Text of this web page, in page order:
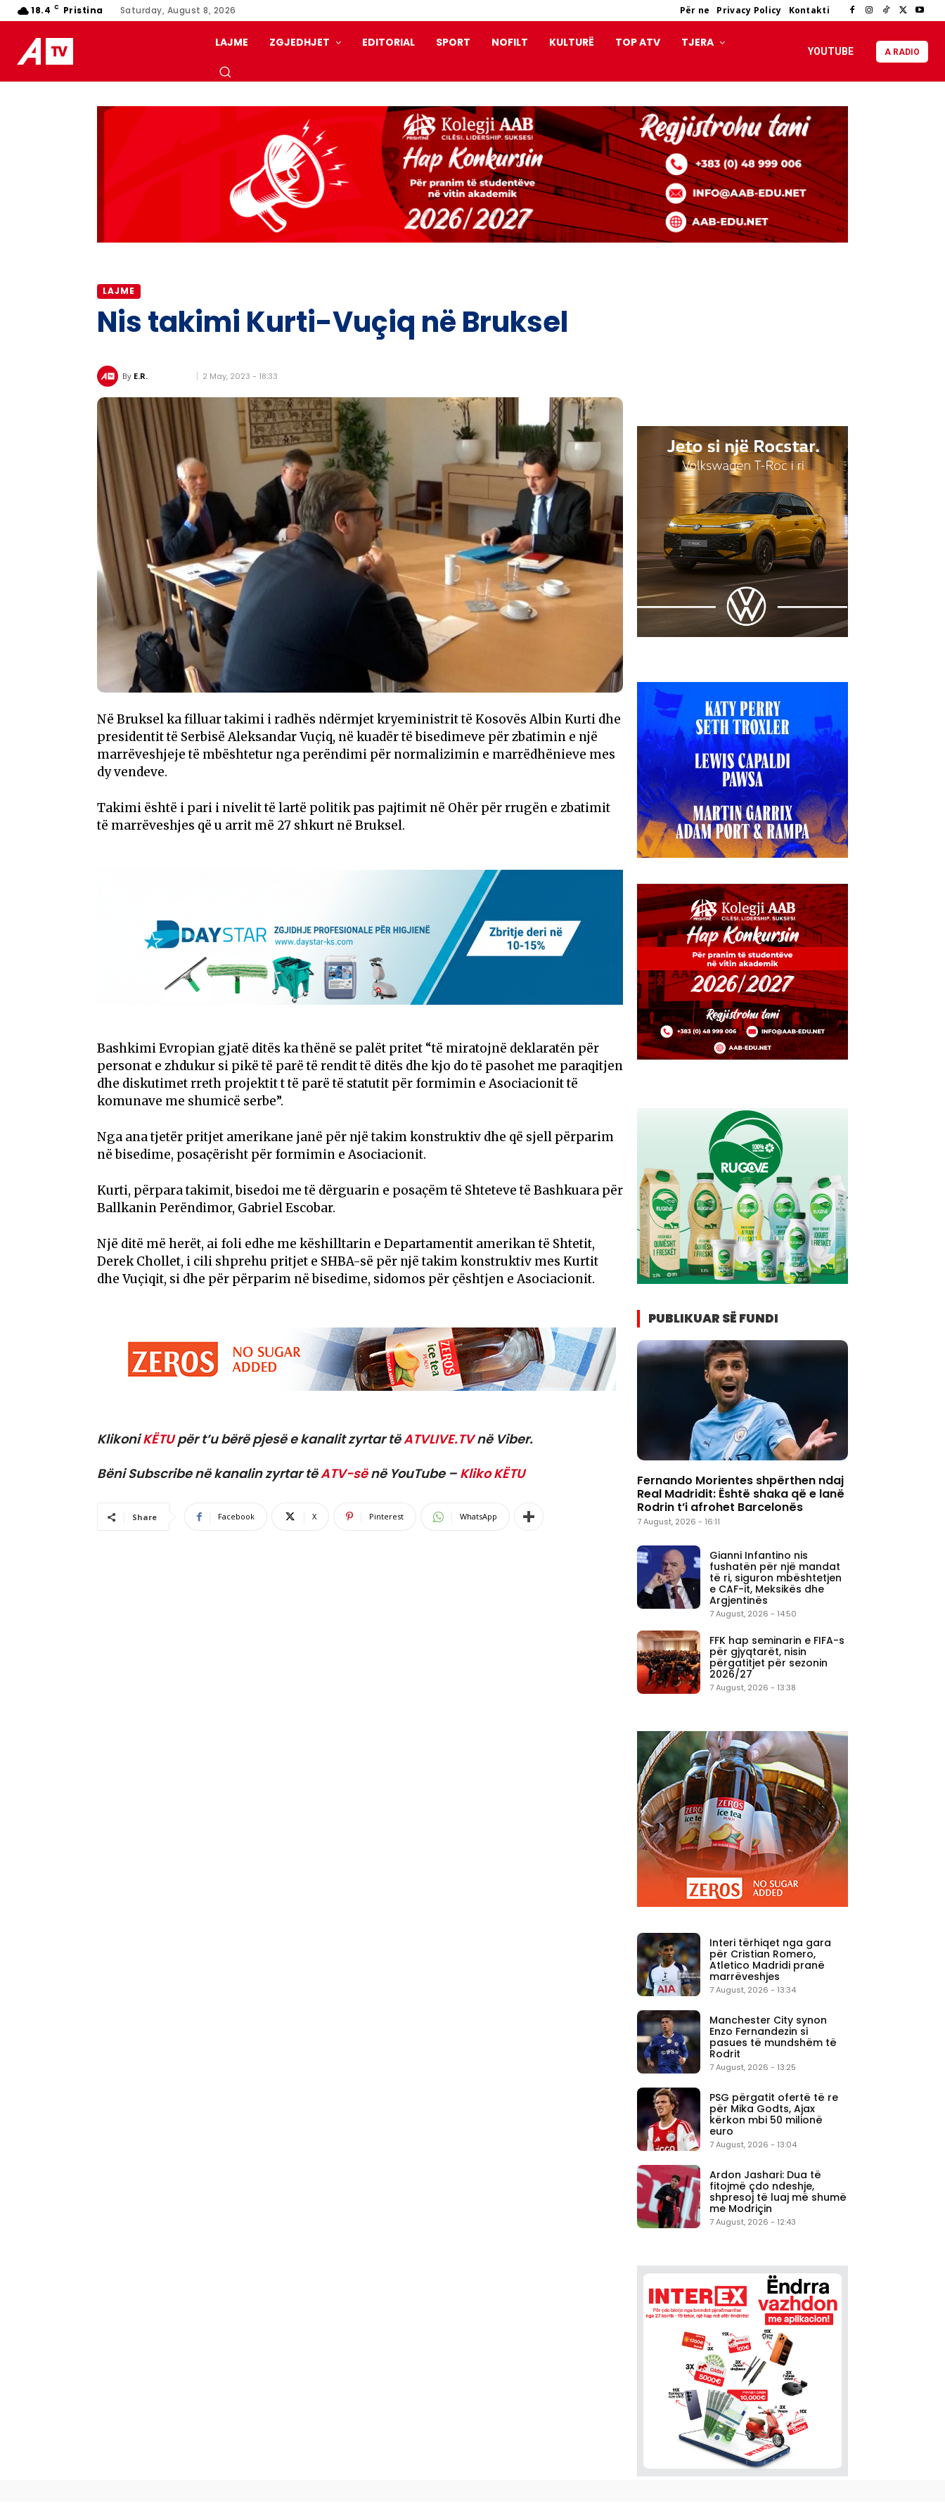
18.4 C Pristina Saturday, August 8, 2026 Për ne Privacy Policy Kontakti
LAJME ZGJEDHJET EDITORIAL SPORT NOFILT KULTURË TOP ATV TJERA
YOUTUBE A RADIO
LAJME
Nis takimi Kurti-Vuçiq në Bruksel
By E.R. 2 May, 2023 - 18:33
Në Bruksel ka filluar takimi i radhës ndërmjet kryeministrit të Kosovës Albin Kurti dhe
presidentit të Serbisë Aleksandar Vuçiq, në kuadër të bisedimeve për zbatimin e një
marrëveshjeje të mbështetur nga perëndimi për normalizimin e marrëdhënieve mes
dy vendeve.
Takimi është i pari i nivelit të lartë politik pas pajtimit në Ohër për rrugën e zbatimit
të marrëveshjes që u arrit më 27 shkurt në Bruksel.
Bashkimi Evropian gjatë ditës ka thënë se palët pritet “të miratojnë deklaratën për
personat e zhdukur si pikë të parë të rendit të ditës dhe kjo do të pasohet me paraqitjen
dhe diskutimet rreth projektit t të parë të statutit për formimin e Asociacionit të
komunave me shumicë serbe”.
Nga ana tjetër pritjet amerikane janë për një takim konstruktiv dhe që sjell përparim
në bisedime, posaçërisht për formimin e Asociacionit.
Kurti, përpara takimit, bisedoi me të dërguarin e posaçëm të Shteteve të Bashkuara për
Ballkanin Perëndimor, Gabriel Escobar.
Një ditë më herët, ai foli edhe me këshilltarin e Departamentit amerikan të Shtetit,
Derek Chollet, i cili shprehu pritjet e SHBA-së për një takim konstruktiv mes Kurtit
dhe Vuçiqit, si dhe për përparim në bisedime, sidomos për çështjen e Asociacionit.
KlikoniKËTUpër t’u bërë pjesë e kanalit zyrtar tëATVLIVE.TVnë Viber.
Bëni Subscribe në kanalin zyrtar tëATV-sënë YouTube – Kliko KËTU
Share Facebook X Pinterest WhatsApp
PUBLIKUAR SË FUNDI
Fernando Morientes shpërthen ndaj
Real Madridit: Është shaka që e lanë
Rodrin t’i afrohet Barcelonës
7 August, 2026 - 16:11
Gianni Infantino nis
fushatën për një mandat
të ri, siguron mbështetjen
e CAF-it, Meksikës dhe
Argjentinës
7 August, 2026 - 14:50
FFK hap seminarin e FIFA-s
për gjyqtarët, nisin
përgatitjet për sezonin
2026/27
7 August, 2026 - 13:38
Interi tërhiqet nga gara
për Cristian Romero,
Atletico Madridi pranë
marrëveshjes
7 August, 2026 - 13:34
Manchester City synon
Enzo Fernandezin si
pasues të mundshëm të
Rodrit
7 August, 2026 - 13:25
PSG përgatit ofertë të re
për Mika Godts, Ajax
kërkon mbi 50 milionë
euro
7 August, 2026 - 13:04
Ardon Jashari: Dua të
fitojmë çdo ndeshje,
shpresoj të luaj më shumë
me Modriçin
7 August, 2026 - 12:43